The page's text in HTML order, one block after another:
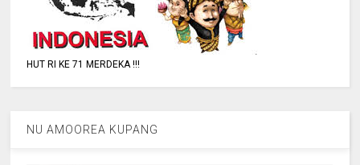
HUT RI KE 71 MERDEKA !!!
NU AMOOREA KUPANG